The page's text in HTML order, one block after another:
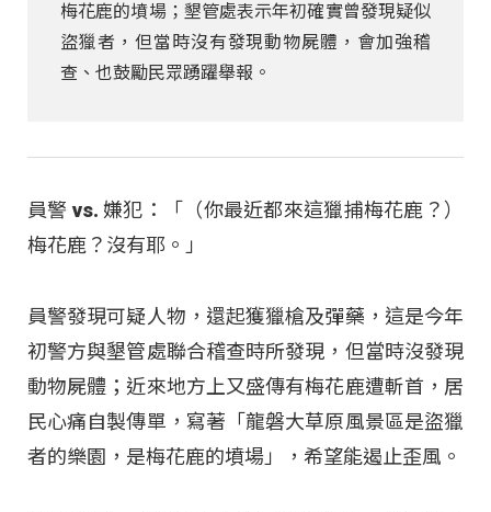
梅花鹿的墳場；墾管處表示年初確實曾發現疑似
盜獵者，但當時沒有發現動物屍體，會加強稽
查、也鼓勵民眾踴躍舉報。
員警 vs. 嫌犯：「（你最近都來這獵捕梅花鹿？）
梅花鹿？沒有耶。」
員警發現可疑人物，還起獲獵槍及彈藥，這是今年
初警方與墾管處聯合稽查時所發現，但當時沒發現
動物屍體；近來地方上又盛傳有梅花鹿遭斬首，居
民心痛自製傳單，寫著「龍磐大草原風景區是盜獵
者的樂園，是梅花鹿的墳場」，希望能遏止歪風。